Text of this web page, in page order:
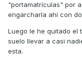
"portamatrículas" por
engarcharla ahí con
Luego le he quitado el
suelo llevar a casi
esta.